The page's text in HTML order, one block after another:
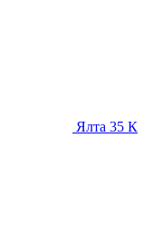
Ялта 35 К